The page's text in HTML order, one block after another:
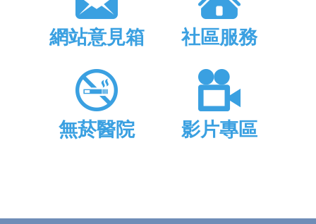
網站意見箱 社區服務
無菸醫院 影片專區